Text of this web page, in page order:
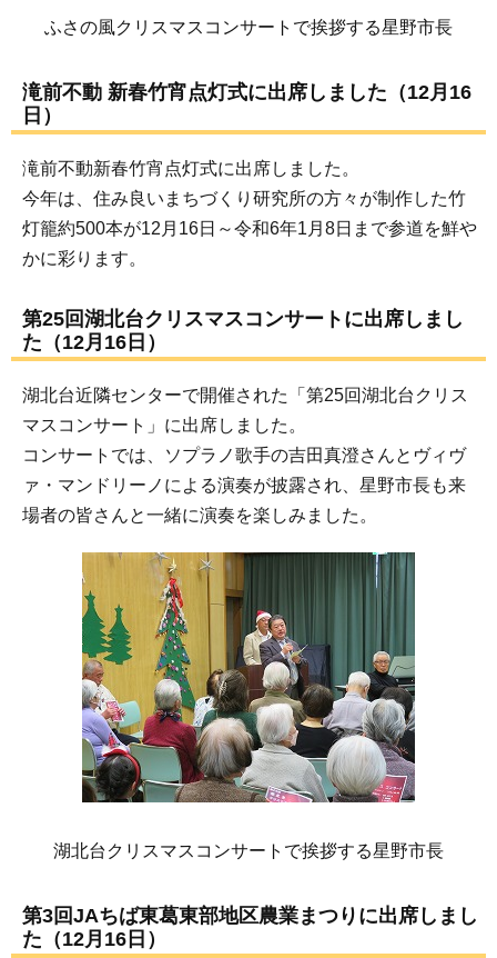
ふさの風クリスマスコンサートで挨拶する星野市長
滝前不動 新春竹宵点灯式に出席しました（12月16
日）
滝前不動新春竹宵点灯式に出席しました。
今年は、住み良いまちづくり研究所の方々が制作した竹
灯籠約500本が12月16日～令和6年1月8日まで参道を鮮や
かに彩ります。
第25回湖北台クリスマスコンサートに出席しまし
た（12月16日）
湖北台近隣センターで開催された「第25回湖北台クリス
マスコンサート」に出席しました。
コンサートでは、ソプラノ歌手の吉田真澄さんとヴィヴ
ァ・マンドリーノによる演奏が披露され、星野市長も来
場者の皆さんと一緒に演奏を楽しみました。
湖北台クリスマスコンサートで挨拶する星野市長
第3回JAちば東葛東部地区農業まつりに出席しまし
た（12月16日）